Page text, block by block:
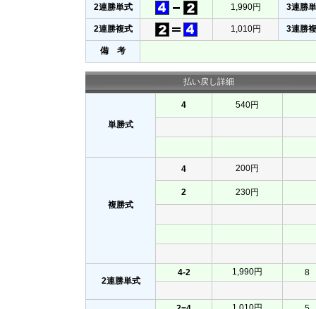
2連勝単式 1,990円 3連勝
2連勝複式 1,010円 3連勝
備 考
払い戻し詳細
単勝式
4 540円
複勝式
4 200円
2 230円
2連勝単式
4-2 1,990円 8